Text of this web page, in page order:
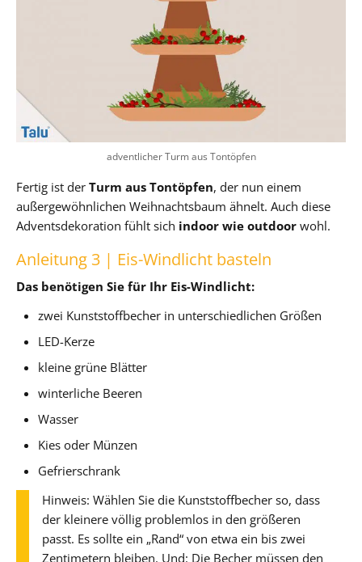
adventlicher Turm aus Tontöpfen
Fertig ist der Turm aus Tontöpfen, der nun einem
außergewöhnlichen Weihnachtsbaum ähnelt. Auch diese
Adventsdekoration fühlt sich indoor wie outdoor wohl.
Anleitung 3 | Eis-Windlicht basteln
Das benötigen Sie für Ihr Eis-Windlicht:
zwei Kunststoffbecher in unterschiedlichen Größen
LED-Kerze
kleine grüne Blätter
winterliche Beeren
Wasser
Kies oder Münzen
Gefrierschrank
Hinweis: Wählen Sie die Kunststoffbecher so, dass
der kleinere völlig problemlos in den größeren
passt. Es sollte ein „Rand“ von etwa ein bis zwei
Zentimetern bleiben. Und: Die Becher müssen den